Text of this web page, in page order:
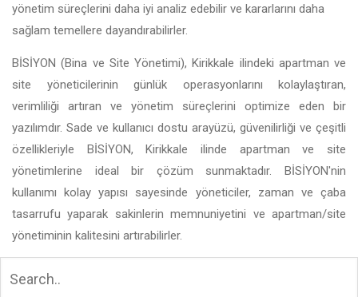
yönetim süreçlerini daha iyi analiz edebilir ve kararlarını daha
sağlam temellere dayandırabilirler.
BİSİYON (Bina ve Site Yönetimi), Kirikkale ilindeki apartman ve
site yöneticilerinin günlük operasyonlarını kolaylaştıran,
verimliliği artıran ve yönetim süreçlerini optimize eden bir
yazılımdır. Sade ve kullanıcı dostu arayüzü, güvenilirliği ve çeşitli
özellikleriyle BİSİYON, Kirikkale ilinde apartman ve site
yönetimlerine ideal bir çözüm sunmaktadır. BİSİYON'nin
kullanımı kolay yapısı sayesinde yöneticiler, zaman ve çaba
tasarrufu yaparak sakinlerin memnuniyetini ve apartman/site
yönetiminin kalitesini artırabilirler.